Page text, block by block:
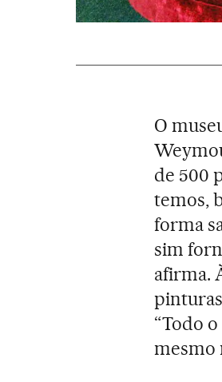
O
de 500
temos,
forma
sim
afirma.
“Todo
mesmo